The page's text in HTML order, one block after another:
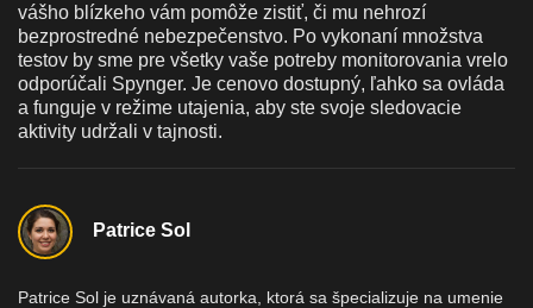
vášho blízkeho vám pomôže zistiť, či mu nehrozí
bezprostredné nebezpečenstvo. Po vykonaní množstva
testov by sme pre všetky vaše potreby monitorovania vrelo
odporúčali Spynger. Je cenovo dostupný, ľahko sa ovláda
a funguje v režime utajenia, aby ste svoje sledovacie
aktivity udržali v tajnosti.
Patrice Sol
Patrice Sol je uznávaná autorka, ktorá sa špecializuje na umenie